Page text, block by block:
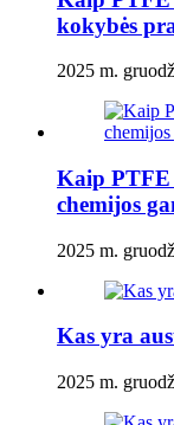
kokybės
2025 m.
Kaip PTFE
chemijos
2025 m.
Kas yra
2025 m.